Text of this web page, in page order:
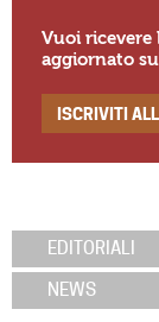
Vuoi
aggiornato
ISCRIVITI
EDITORIALI
NEWS